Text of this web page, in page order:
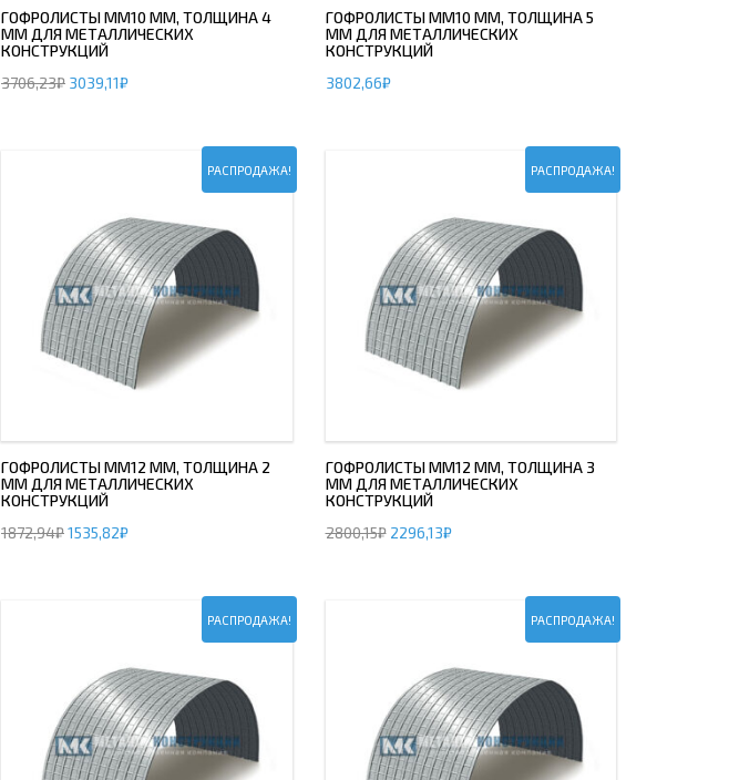
ГОФРОЛИСТЫ ММ10 ММ, ТОЛЩИНА 4
ММ ДЛЯ МЕТАЛЛИЧЕСКИХ
КОНСТРУКЦИЙ
3706,23₽ 3039,11₽
ГОФРОЛИСТЫ ММ10 ММ, ТОЛЩИНА 5
ММ ДЛЯ МЕТАЛЛИЧЕСКИХ
КОНСТРУКЦИЙ
3802,66₽
РАСПРОДАЖА!
ГОФРОЛИСТЫ ММ12 ММ, ТОЛЩИНА 2
ММ ДЛЯ МЕТАЛЛИЧЕСКИХ
КОНСТРУКЦИЙ
1872,94₽1535,82₽
РАСПРОДАЖА!
ГОФРОЛИСТЫ ММ12 ММ, ТОЛЩИНА 3
ММ ДЛЯ МЕТАЛЛИЧЕСКИХ
КОНСТРУКЦИЙ
2800,15₽ 2296,13₽
РАСПРОДАЖА! РАСПРОДАЖА!